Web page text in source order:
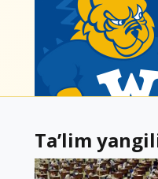
Ta’lim